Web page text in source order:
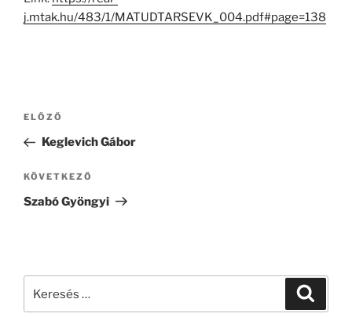
j.mtak.hu/483/1/MATUDTARSEVK_004.pdf#page=138
Bejegyzés
Korábbi
bejegyzés
ELŐZŐ
Keglevich Gábor
Következő
bejegyzés
KÖVETKEZŐ
Szabó Gyöngyi